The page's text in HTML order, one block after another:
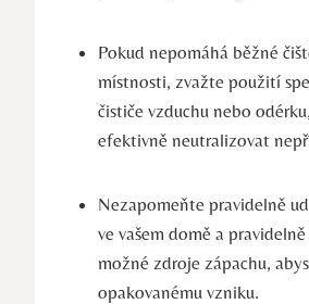
Pokud nepomáhá běžné
místnosti, zvažte použití
⁤čističe vzduchu nebo
efektivně neutralizovat
Nezapomeňte⁣ pravidelně
ve vašem domě a
možné zdroje ​zápachu,
opakovanému vzniku.